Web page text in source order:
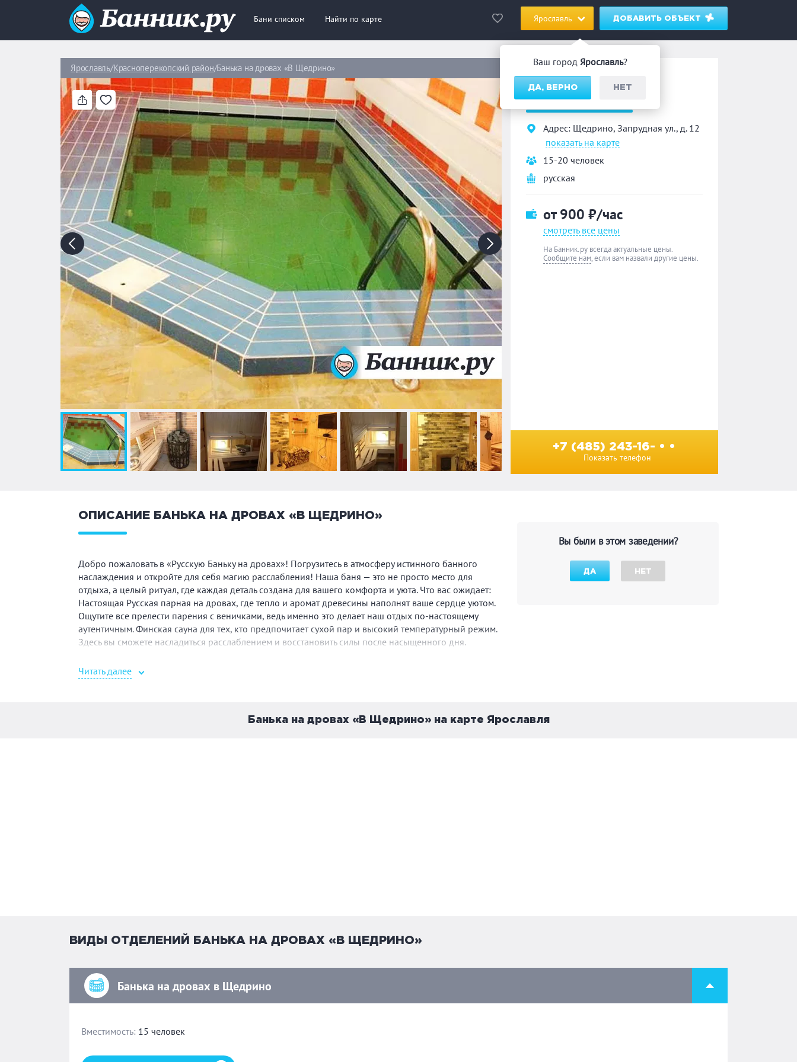
Бани списком Найти по карте Ярославль
Ваш город Ярославль?
ДА, ВЕРНО НЕТ
ДОБАВИТЬ ОБЪЕКТ
Ярославль Красноперекопский район Банька на дровах «В Щедрино»
Банька на дровах
«В Щедрино»
Адрес: Щедрино, Запрудная ул., д. 12
показать на карте
15-20 человек
русская
от 900 ₽/час
смотреть все цены
На Банник.ру всегда актуальные цены.
Сообщите нам, если вам назвали другие цены.
+7 (485) 243-16- • •
Показать телефон
ОПИСАНИЕ БАНЬКА НА ДРОВАХ «В ЩЕДРИНО»
Добро пожаловать в «Русскую Баньку на дровах»! Погрузитесь в атмосферу истинного банного
наслаждения и откройте для себя магию расслабления! Наша баня — это не просто место для
отдыха, а целый ритуал, где каждая деталь создана для вашего комфорта и уюта. Что вас ожидает:
Настоящая Русская парная на дровах, где тепло и аромат древесины наполнят ваше сердце уютом.
Ощутите все прелести парения с веничками, ведь именно это делает наш отдых по-настоящему
аутентичным. Финская сауна для тех, кто предпочитает сухой пар и высокий температурный режим.
Здесь вы сможете насладиться расслаблением и восстановить силы после насыщенного дня.
Читать далее
Вы были в этом заведении?
ДА НЕТ
Банька на дровах «В Щедрино» на карте Ярославля
ВИДЫ ОТДЕЛЕНИЙ БАНЬКА НА ДРОВАХ «В ЩЕДРИНО»
Банька на дровах в Щедрино
Вместимость: 15 человек